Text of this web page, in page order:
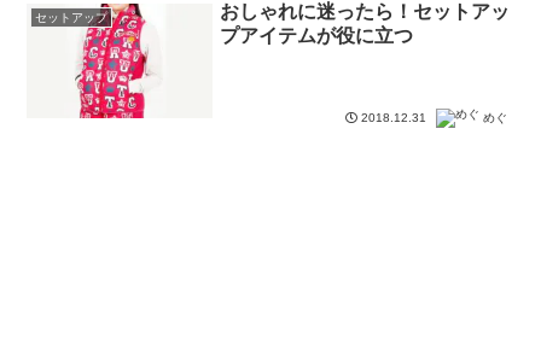
セットアップ
おしゃれに迷ったら！セットアッ
プアイテムが役に立つ
2018.12.31 めぐ